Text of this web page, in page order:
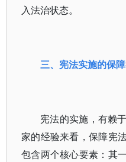
入法治状态。
三、宪法实施的保
宪法的实施，有赖
家的经验来看，保障宪
包含两个核心要素：其